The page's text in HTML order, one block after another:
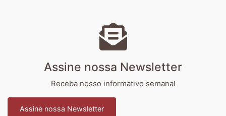
Assine nossa Newsletter
Receba nosso informativo semanal
Assine nossa Newsletter